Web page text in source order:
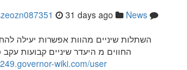
31 days ago
News
השתלות שיניים מהוות אפשרות יעילה
החווים מ היעדר שיניים קבועות
wiki.com/user